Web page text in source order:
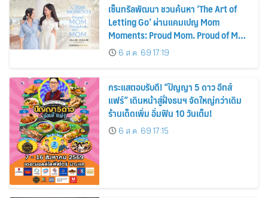
เซ็นทรัลพัฒนา ชวนค้นหา ‘The Art of
Letting Go’ ผ่านแคมเปญ Mom
Moments: Proud Mom. Proud of My
Mom.6 ส.ค. 69 17:19
กระแสตอบรับดี! “ปัญญา 5 ดาว อีทส์
แฟร์” เดินหน้าสู่ฝั่งธนฯ จัดใหญ่กว่าเดิม
ร้านเด็ดเพิ่ม อิ่มฟิน 10 วันเต็ม!
6 ส.ค. 69 17:15